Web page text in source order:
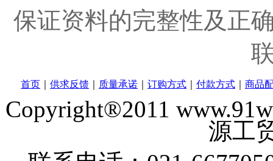
保证资料的完整性及正
首页 供求反馈 质量承诺 订购方式 付款方式 商品
Copyright®2011
源工